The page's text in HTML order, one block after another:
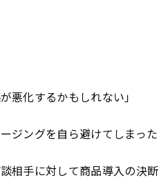
悪化するかもしれない」
ジングを自ら避けてしまっ
相手に対して商品導入の決